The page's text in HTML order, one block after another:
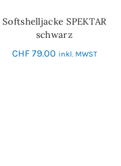
SCHNELL-EINKAUF
Softshelljacke SPEKTAR
schwarz
CHF79.00 inkl. MWST